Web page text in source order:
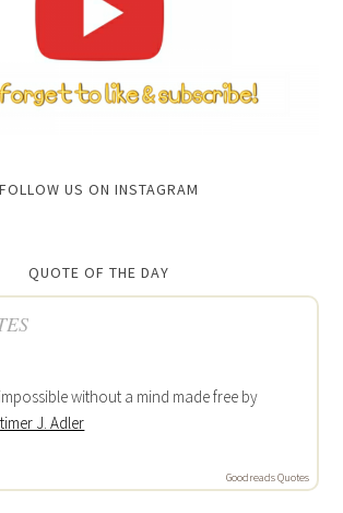
FOLLOW US ON INSTAGRAM
QUOTE OF THE DAY
without a mind made free by
J. Adler
Goodreads Quotes